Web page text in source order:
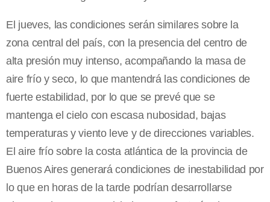
El jueves, las condiciones serán similares sobre la
zona central del país, con la presencia del centro de
alta presión muy intenso, acompañando la masa de
aire frío y seco, lo que mantendrá las condiciones de
fuerte estabilidad, por lo que se prevé que se
mantenga el cielo con escasa nubosidad, bajas
temperaturas y viento leve y de direcciones variables.
El aire frío sobre la costa atlántica de la provincia de
Buenos Aires generará condiciones de inestabilidad por
lo que en horas de la tarde podrían desarrollarse